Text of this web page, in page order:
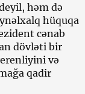
həm də
hüquqa
cənab
dövləti bir
və
qadir